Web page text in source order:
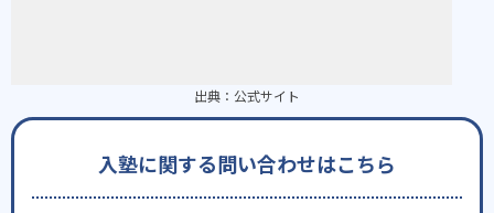
出典： 公式サイト
入塾に関する問い合わせはこちら